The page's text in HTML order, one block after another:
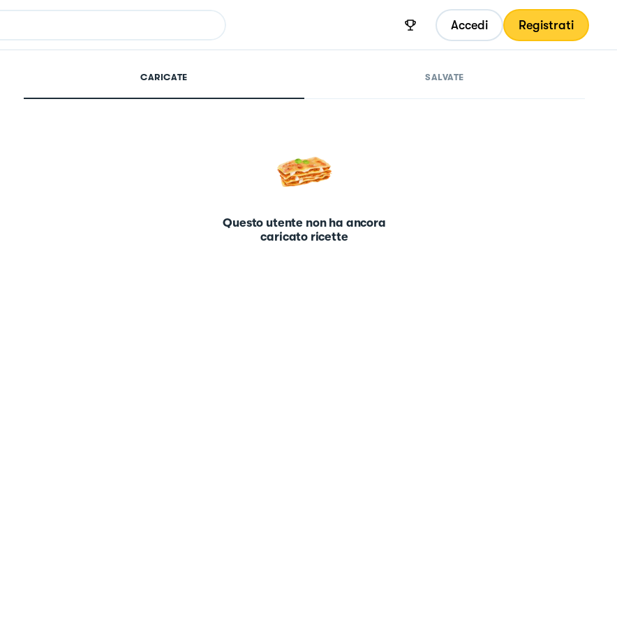
Accedi Registrati
CARICATE SALVATE
Questo utente non ha ancora
caricato ricette